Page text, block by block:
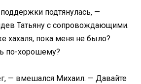
подтянулась, —
Татьяну с сопровождающими.
хахаля, пока меня не было?
по-хорошему?
— вмешался Михаил. — Давайте